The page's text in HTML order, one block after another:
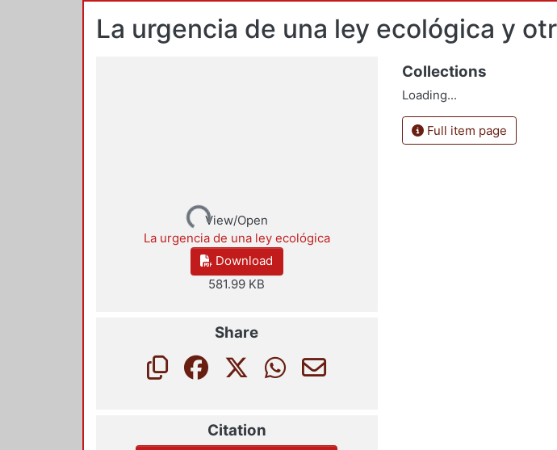
La urgencia de una ley ecológica y
Loading...View/Open
La urgencia de una ley ecológica
Download
581.99 KB
Share
Citation
Collections
Loading...
Full item page